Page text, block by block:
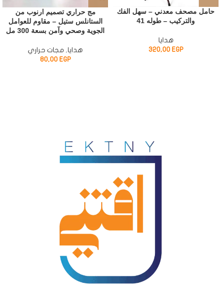
حامل مصحف معدني – سهل الفك
والتركيب – طوله 41
هدايا
320,00 EGP
مج حراري تصميم ارنوب من
الستانلس ستيل – مقاوم للعوامل
الجوية وصحي وآمن بسعة 300 مل
هدايا , مجات حراري
80,00 EGP